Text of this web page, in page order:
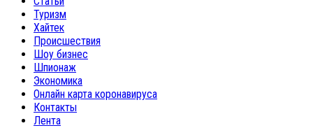
Туризм
Хайтек
Происшествия
Шоу бизнес
Шпионаж
Экономика
Онлайн карта коронавируса
Контакты
Лента